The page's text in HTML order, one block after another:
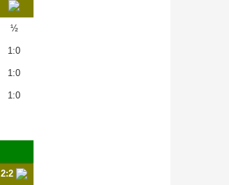
½
1:0
1:0
1:0
2:2